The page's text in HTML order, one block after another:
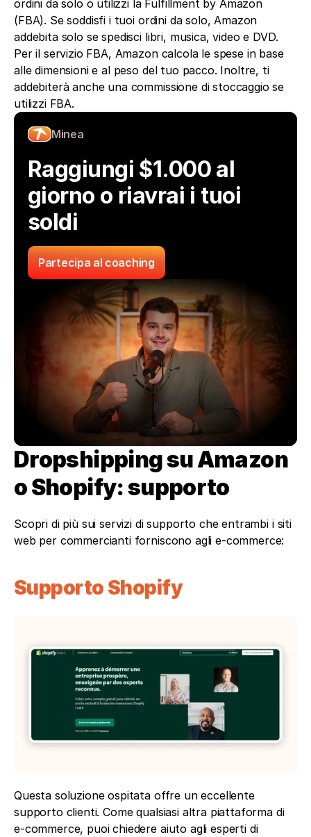
ordini da solo o utilizzi la Fulfillment by Amazon
(FBA). Se soddisfi i tuoi ordini da solo, Amazon
addebita solo se spedisci libri, musica, video e DVD.
Per il servizio FBA, Amazon calcola le spese in base
alle dimensioni e al peso del tuo pacco. Inoltre, ti
addebiterà anche una commissione di stoccaggio se
utilizzi FBA.
Minea
Raggiungi $1.000 al
giorno o riavrai i tuoi
soldi
Partecipa al coaching
Dropshipping su Amazon
o Shopify: supporto
Scopri di più sui servizi di supporto che entrambi i siti
web per commercianti forniscono agli e-commerce:
Supporto Shopify
Questa soluzione ospitata offre un eccellente
supporto clienti. Come qualsiasi altra piattaforma di
e-commerce, puoi chiedere aiuto agli esperti di